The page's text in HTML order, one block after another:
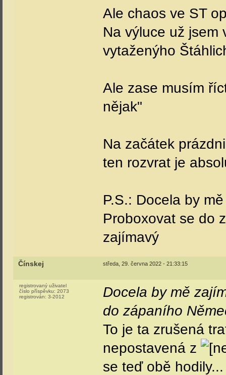
Ale chaos ve ST
Na výluce už jsem
vytaženýho
Ale zase musím
nějak"
Na začátek
ten rozvrat je
P.S.: Docela by
Proboxovat se do
zajímavý
Čínskej středa, 29. června 2022 - 21:33:15
registrovaný uživatel
číslo příspěvku: 2073
registrován: 3-2012
Docela by mě
do zápaního
To je ta zrušená
nepostavená z
se teď obě